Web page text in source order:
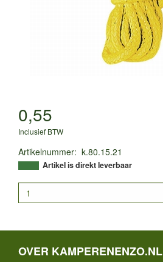
0,55
Inclusief BTW
Artikelnummer: k.80.15.21
Artikel is direkt leverbaar
OVER KAMPERENENZO.NL